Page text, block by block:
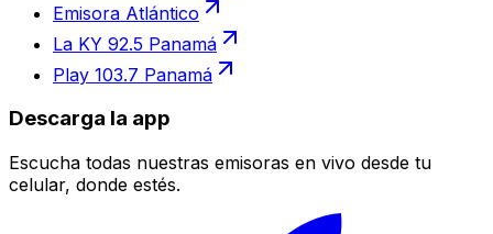
Emisora Atlántico
La KY 92.5 Panamá
Play 103.7 Panamá
Descarga la app
Escucha todas nuestras emisoras en vivo desde tu
celular, donde estés.